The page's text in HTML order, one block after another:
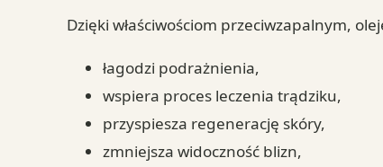
Dzięki właściwościom przeciwzapalnym,
łagodzi podrażnienia,
wspiera proces leczenia trądziku,
przyspiesza regenerację skóry,
zmniejsza widoczność blizn,